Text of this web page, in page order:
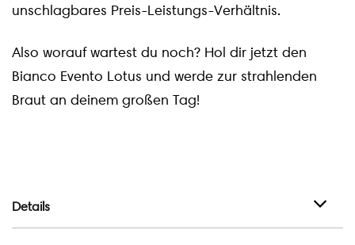
unschlagbares Preis-Leistungs-Verhältnis.
Also worauf wartest du noch? Hol dir jetzt den
Bianco Evento Lotus und werde zur strahlenden
Braut an deinem großen Tag!
Details